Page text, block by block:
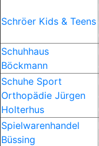
Schröer Kids & Teens
Schuhhaus
Böckmann
Schuhe Sport
Orthopädie Jürgen
Holterhus
Spielwarenhandel
Büssing